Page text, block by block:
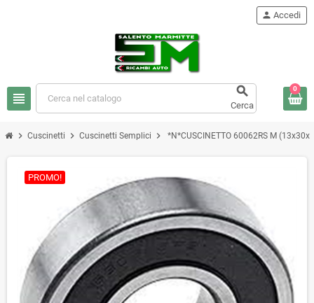
view_headline 
Cerca
person Accedi
0
chevron_right Cuscinetti chevron_right Cuscinetti Semplici chevron_right *N*CUSCINETTO 60062RS M
PROMO!